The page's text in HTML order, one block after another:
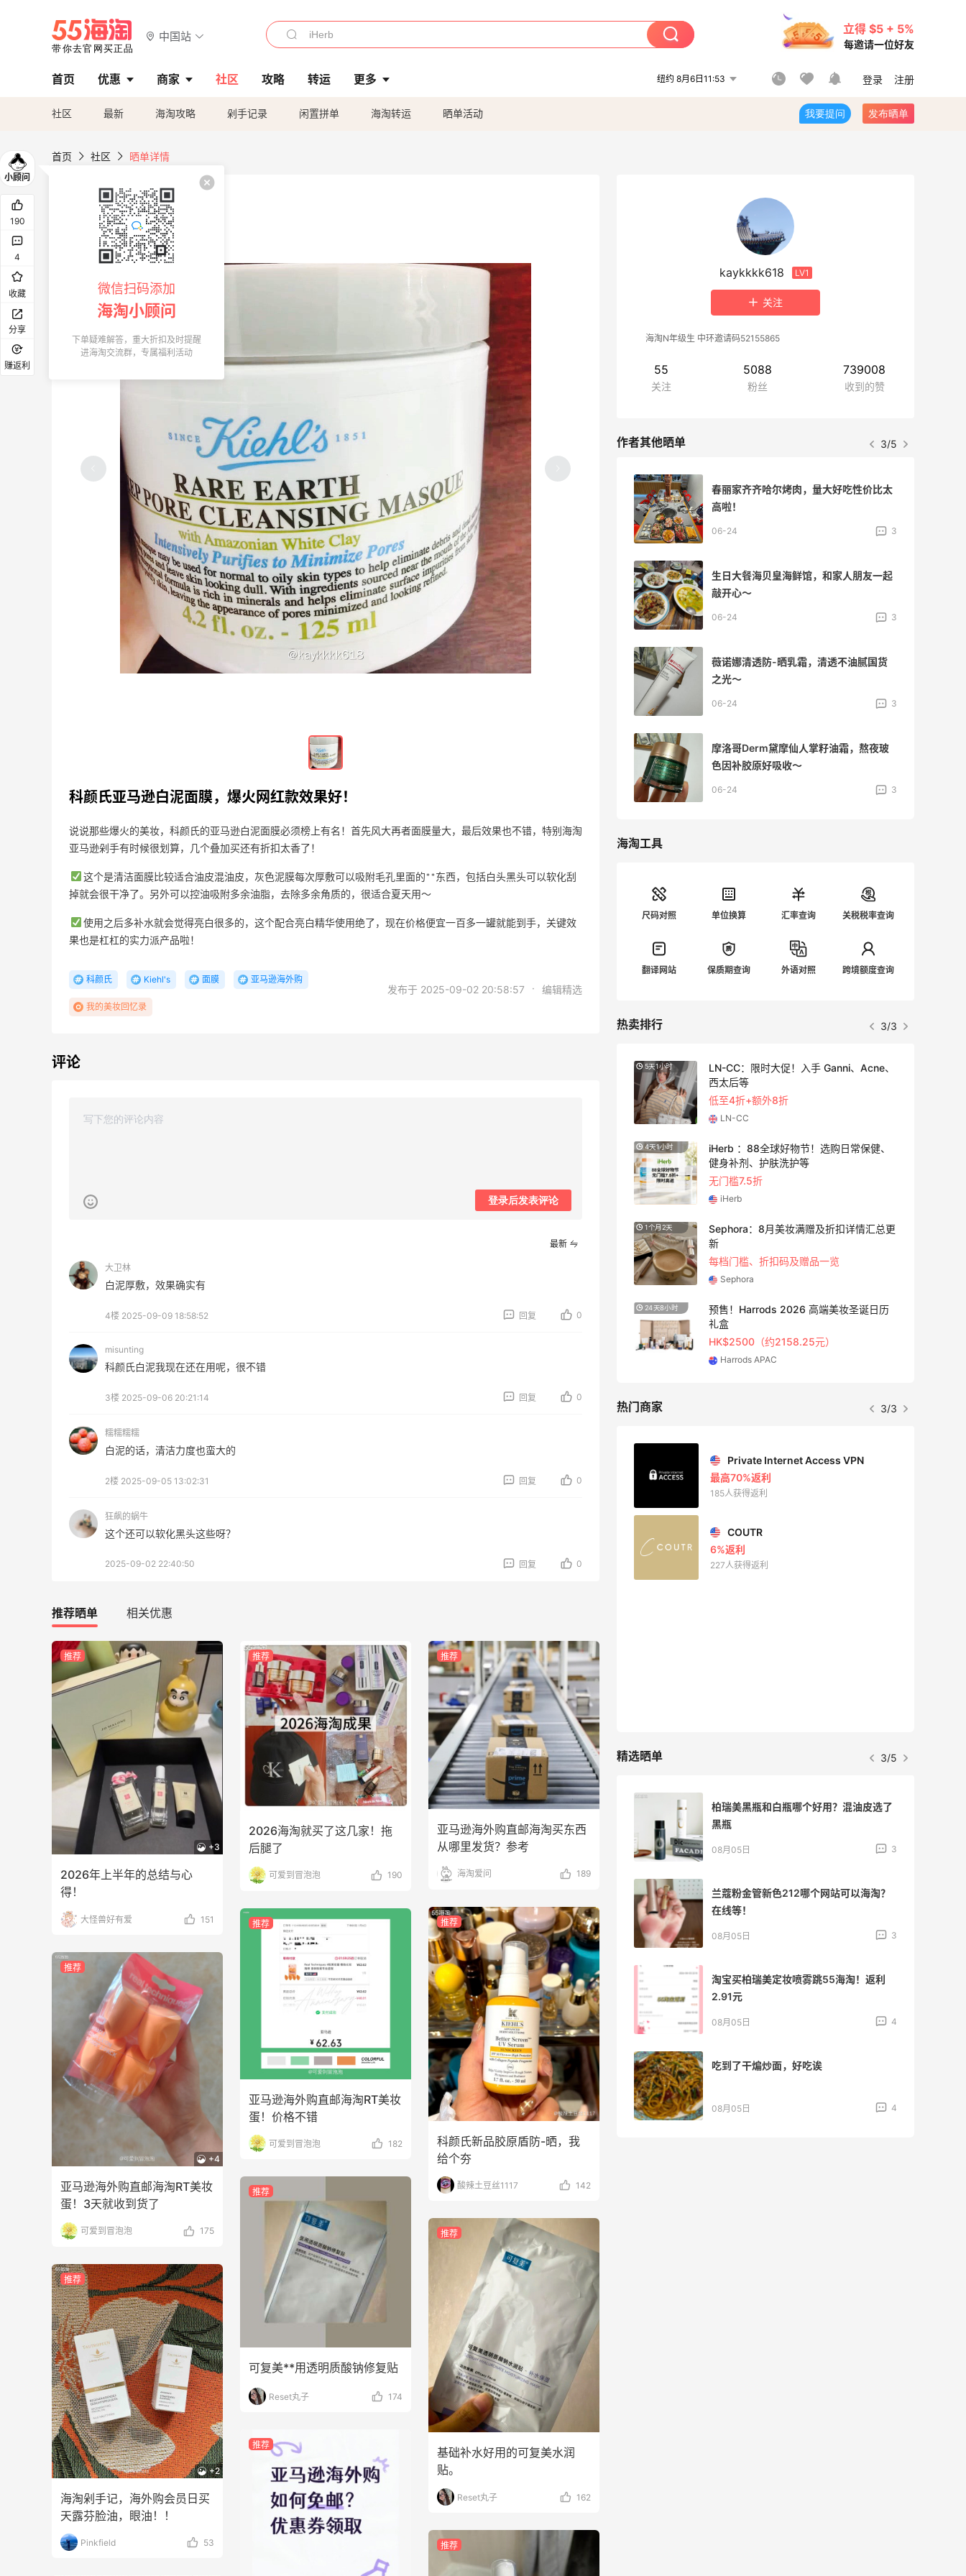
中国站
立得 $5 + 5%
每邀请一位好友
首页 优惠 商家 社区 攻略 转运 更多 纽约 8月6日11:53 登录 注册
社区 最新 海淘攻略 剁手记录 闲置拼单 海淘转运 晒单活动 我要提问 发布晒单
首页 社区 晒单详情
科颜氏亚马逊白泥面膜，爆火网红款效果好！
说说那些爆火的美妆，科颜氏的亚马逊白泥面膜必须榜上有名！首先风大再者面膜量大，最后效果也不错，特别海淘
亚马逊剁手有时候很划算，几个叠加买还有折扣太香了！
这个是清洁面膜比较适合油皮混油皮，灰色泥膜每次厚敷可以吸附毛孔里面的**东西，包括白头黑头可以软化刮
掉就会很干净了。另外可以控油吸附多余油脂，去除多余角质的，很适合夏天用～
使用之后多补水就会觉得亮白很多的，这个配合亮白精华使用绝了，现在价格便宜一百多一罐就能到手，关键效
果也是杠杠的实力派产品啦！
科颜氏 Kiehl's 面膜 亚马逊海外购
我的美妆回忆录
发布于 2025-09-02 20:58:57 · 编辑精选
评论
登录后发表评论
最新
大卫林
白泥厚敷，效果确实有
4楼 2025-09-09 18:58:52 回复 0
misunting
科颜氏白泥我现在还在用呢，很不错
3楼 2025-09-06 20:21:14 回复 0
糯糯糯糯
白泥的话，清洁力度也蛮大的
2楼 2025-09-05 13:02:31 回复 0
狂飙的蜗牛
这个还可以软化黑头这些呀？
2025-09-02 22:40:50 回复 0
推荐晒单 相关优惠
推荐
+3
2026年上半年的总结与心
得！
大怪兽好有爱 151
推荐
+4
亚马逊海外购直邮海淘RT美妆
蛋！3天就收到货了
可爱到冒泡泡 175
推荐
+2
海淘剁手记，海外购会员日买
天露芬脸油，眼油！！
Pinkfield 53
推荐
2026海淘就买了这几家！拖
后腿了
可爱到冒泡泡 190
推荐
亚马逊海外购直邮海淘RT美妆
蛋！价格不错
可爱到冒泡泡 182
推荐
可复美**用透明质酸钠修复贴
Reset丸子 174
推荐
推荐
亚马逊海外购直邮海淘买东西
从哪里发货？参考
海淘爱问 189
推荐
科颜氏新品胶原盾防-晒，我
给个夯
酸辣土豆丝1117 142
推荐
基础补水好用的可复美水润
贴。
Reset丸子 162
推荐
kaykkkk618 LV1
关注
海淘N年级生 中环邀请码52155865
55
关注
5088
粉丝
739008
收到的赞
作者其他晒单 4/5
Murad视黄醇精华，平滑肌肤晚A更抗老
06-24 3
快手早餐蟹柳炒蛋，抹茶豆浆咖啡好喝又
3
欧诗漫高倍**防-晒，太滋润了只干皮！
06-24 5
春丽家齐齐哈尔烤肉，量大好吃性价比太
高啦！
生日大餐海贝皇海鲜馆，和家人朋友一起
敲开心～
薇诺娜清透防-晒乳霜，清透不油腻国货
AURELIA益生菌浓缩修护精华，熬夜维稳
好帮手～
06-24 3
人手一只的CPB隔离，使用方便超省事！
06-18 5
Beauty of Joseon昭萱佳人大米益生菌
防-晒，清爽好用性价比高！
06-18 6
熬夜舒缓韩国FULLY绿番茄爽肤水，湿敷
缩毛孔便宜大碗！
06-17 5
海淘工具
尺码对照 单位换算 汇率查询 关税税率查询
翻译网站 保质期查询 外语对照 跨境额度查询
热卖排行 1/3
13小时
Sandro us
每满$100返$25礼卡
Bloomingdales
Bloomingdales：美妆大促！入手 Dior、
Prada、TF 等
Bloomingdales
预售！Harrods 2026 高端美妆圣诞日历
4天1小时
adidas HK：精选正价产品促销！入球
衣、金属银跆拳道鞋等
2件8折 叠加满HK$1800-100
adidas HK
10天1小时
Eraldo：折扣区服饰鞋包清仓 选购巴黎世
家、Toteme、西太后等
低至5折
Eraldo
3天1小时
Diesel Europe：折扣区上新热卖！入手包
袋、服饰、鞋履等
低至5折
Diesel Europe
13小时
Maje US：限时闪促！入手明星同款服饰
精选低至2折
热门商家 1/3
4%返利
Belly Bandit
42人获得返利
最高10%返利
RFM Denim
85人获得返利
Mac Duggal
最高2%返利
6011人成功下单
Biōkreativ
30%返利
53人获得返利
精选晒单 4/5
Evelom卸妆膏--卸妆膏中的“爱马仕”
3
FWRD美网2026黑五海淘活动什么时候
开始？
08月05日
【黑五海淘攻略】Bobbi Brown黑五
2026海淘折扣预测！
08月05日 1
柏瑞美黑瓶和白瓶哪个好用？混油皮选了
08月05日
在线等！
08月05日 3
淘宝买柏瑞美定妆喷雾跳55海淘！返利
2.91元
08月05日 4
吃到了干煸炒面，好吃诶
08月05日 4
牛杂牛腩锅我很喜欢
08月05日 4
法国小众新品牌又买了一点试试效果
08月04日 4
【黑五直邮海淘攻略】FWRD黑五2026
海淘折扣预测！
08月04日 1
【黑五海淘攻略】REVOLVE黑五2026海
08月04日 1
190
4
收藏
分享
赚返利
微信扫码添加
海淘小顾问
下单疑难解答，重大折扣及时提醒
进海淘交流群，专属福利活动